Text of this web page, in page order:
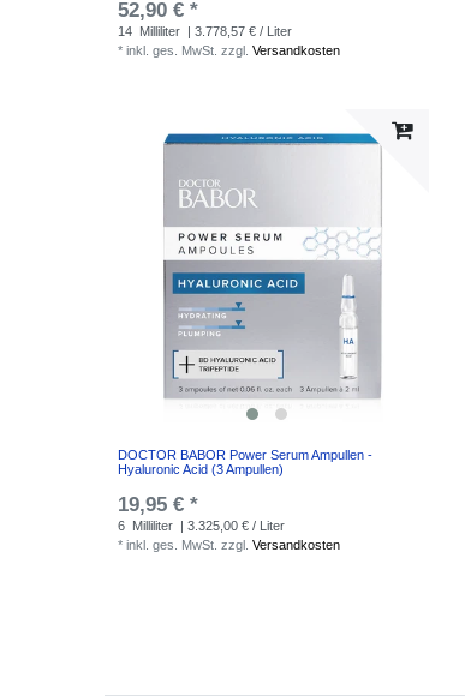
52,90 € *
14 Milliliter | 3.778,57 € / Liter
*inkl. ges. MwSt. zzgl.Versandkosten
DOCTOR BABOR Power Serum Ampullen -
Hyaluronic Acid (3 Ampullen)
19,95 € *
6 Milliliter | 3.325,00 € / Liter
*inkl. ges. MwSt. zzgl.Versandkosten